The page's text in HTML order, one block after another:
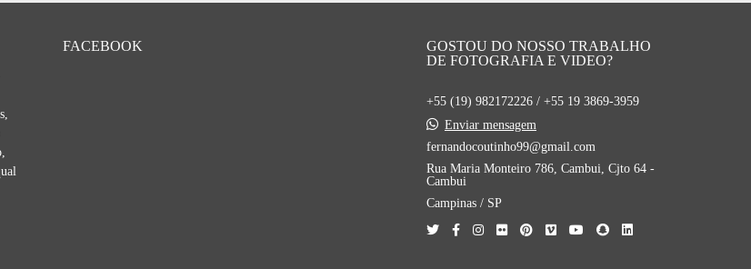
FACEBOOK
GOSTOU DO NOSSO TRABALHO
DE FOTOGRAFIA E VIDEO?
+55 (19) 982172226 / +55 19 3869-3959
Enviar mensagem
fernandocoutinho99@gmail.com
Rua Maria Monteiro 786, Cambui, Cjto 64 -
Cambui
Campinas / SP